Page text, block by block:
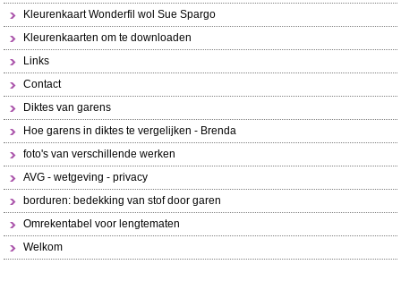
Kleurenkaart Wonderfil wol Sue Spargo
Kleurenkaarten om te downloaden
Links
Contact
Diktes van garens
Hoe garens in diktes te vergelijken - Brenda
foto's van verschillende werken
AVG - wetgeving - privacy
borduren: bedekking van stof door garen
Omrekentabel voor lengtematen
Welkom